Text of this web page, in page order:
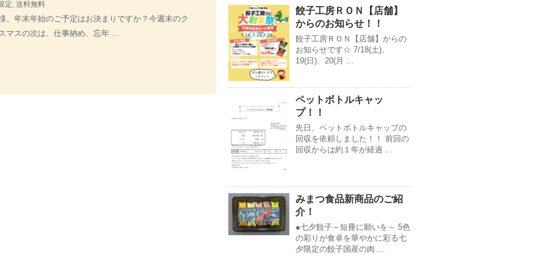
定, 送料無料
、年末年始のご予定はお決まりですか？今週末のク
マスの次は、仕事納め、忘年 …
餃子工房ＲＯＮ【店舗】
からのお知らせ！！
餃子工房ＲＯＮ【店舗】からの
お知らせです☆ 7/18(土)、
19(日)、20(月 …
ペットボトルキャッ
プ！！
先日、ペットボトルキャップの
回収を依頼しました！！ 前回の
回収からは約１年が経過 …
みまつ食品新商品のご紹
介！
●七夕餃子～短冊に願いを～ 5色
の彩りが食卓を華やかに彩る七
夕限定の餃子国産の肉 …